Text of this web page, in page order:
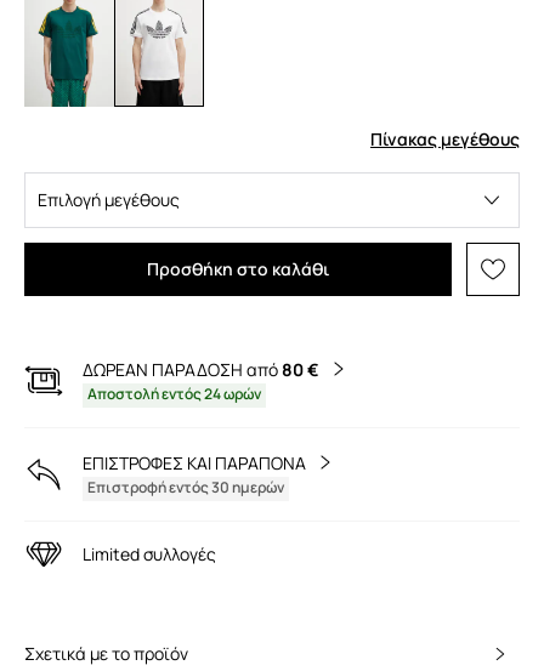
Πίνακας μεγέθους
Επιλογή μεγέθους
Προσθήκη στο καλάθι
ΔΩΡΕΑΝ ΠΑΡΑΔΟΣΗ από80 €
Αποστολή εντός 24 ωρών
ΕΠΙΣΤΡΟΦΕΣ ΚΑΙ ΠΑΡΑΠΟΝΑ
Επιστροφή εντός 30 ημερών
Limited συλλογές
Σχετικά με το προϊόν